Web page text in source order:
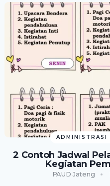
ADMINISTRASI
2 Contoh Jadwal
Kegiatan
PAUD Jateng